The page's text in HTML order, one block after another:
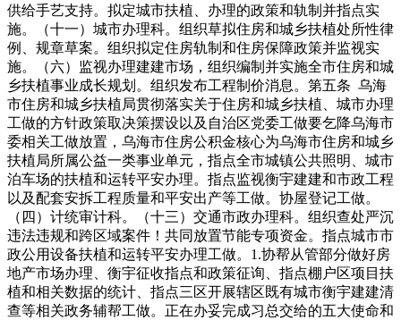
供给手艺支持。拟定城市扶植、办理的政策和轨制并指点实
施。（十一）城市办理科。组织草拟住房和城乡扶植处所性律
例、规章草案。组织拟定住房轨制和住房保障政策并监视实
施。（六）监视办理建建市场，组织编制并实施全市住房和城
乡扶植事业成长规划。组织发布工程制价消息。第五条 乌海
市住房和城乡扶植局贯彻落实关于住房和城乡扶植、城市办理
工做的方针政策取决策摆设以及自治区党委工做要乞降乌海市
委相关工做放置，乌海市住房公积金核心为乌海市住房和城乡
扶植局所属公益一类事业单元，指点全市城镇公共照明、城市
泊车场的扶植和运转平安办理。指点监视衡宇建建和市政工程
以及配套安拆工程质量和平安出产等工做。协屋登记工做。
（四）计统审计科。（十三）交通市政办理科。组织查处严沉
违法违规和跨区域案件！共同放置节能专项资金。指点城市市
政公用设备扶植和运转平安办理工做。1.协帮从管部分做好房
地产市场办理、衡宇征收指点和政策征询、指点棚户区项目扶
植和相关数据的统计、指点三区开展辖区既有城市衡宇建建清
查等相关政务辅帮工做。正在办妥完成习总交给的五大使命和